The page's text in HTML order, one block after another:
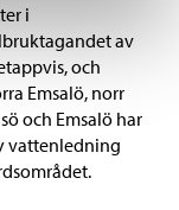
i
av
och
Emsalö, norr
och Emsalö har
vattenledning